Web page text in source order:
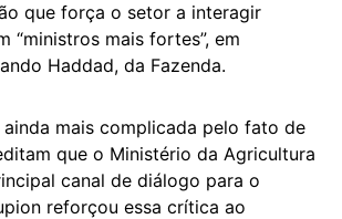
que força o setor a interagir
“ministros mais fortes”, em
Haddad, da Fazenda.
ainda mais complicada pelo fato de
que o Ministério da Agricultura
canal de diálogo para o
reforçou essa crítica ao